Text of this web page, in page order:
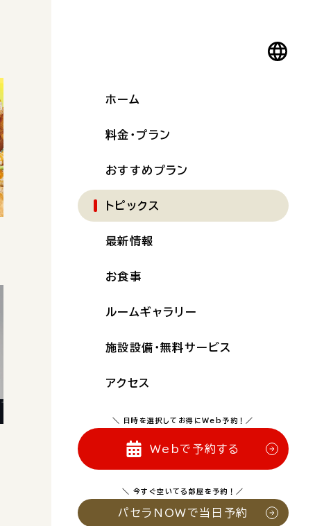
ホーム
料金・プラン
おすすめプラン
トピックス
最新情報
お食事
ルームギャラリー
施設設備・無料サービス
アクセス
＼ 日時を選択してお得にWeb予約！／
Webで予約する
＼ 今すぐ空いてる部屋を予約！／
パセラNOWで当日予約